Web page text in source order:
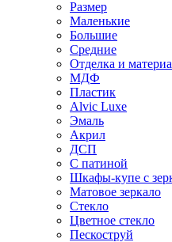
Размер
Маленькие
Большие
Средние
Отделка и
МДФ
Пластик
Alvic Luxe
Эмаль
Акрил
ДСП
С патиной
Шкафы-купе с
Матовое зеркало
Стекло
Цветное стекло
Пескоструй